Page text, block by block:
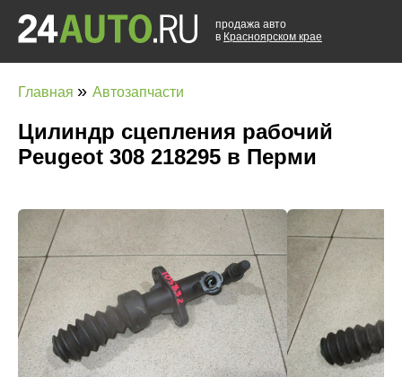
продажа авто
в Красноярском крае
Главная » Автозапчасти
Цилиндр сцепления рабочий
Peugeot 308 218295 в Перми